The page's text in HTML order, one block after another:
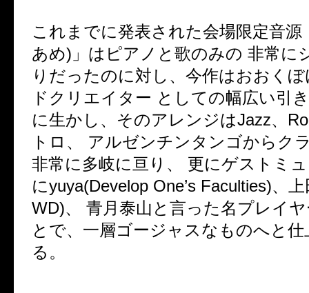
これまでに発表された会場限定音源
あめ)」はピアノと歌のみの 非常に
りだったのに対し、今作はおおく
ドクリエイター としての幅広い引
に生かし、そのアレンジはJazz、
トロ、 アルゼンチンタンゴからク
非常に多岐に亘り、 更にゲストミ
にyuya(Develop One’s Faculties)、
WD)、 青月泰山と言った名プレイ
とで、一層ゴージャスなものへと
る。